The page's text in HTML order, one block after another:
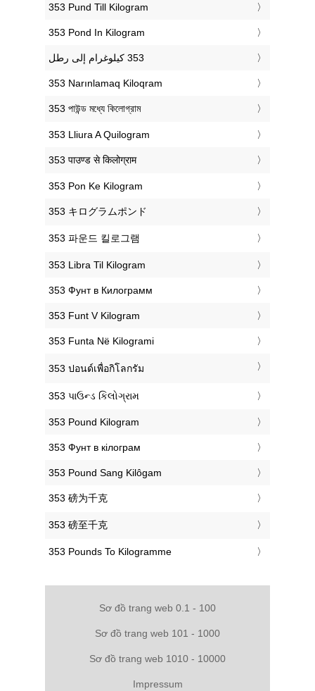
‎353 Pund Till Kilogram
‎353 Pond In Kilogram
‎353 Narınlamaq Kiloqram
‎353 পাউন্ড মধ্যে কিলোগ্রাম
‎353 Lliura A Quilogram
‎353 पाउण्ड से किलोग्राम
‎353 Pon Ke Kilogram
‎353 キログラムポンド
‎353 파운드 킬로그램
‎353 Libra Til Kilogram
‎353 Фунт в Килограмм
‎353 Funt V Kilogram
‎353 Funta Në Kilogrami
‎353 ปอนด์เพื่อกิโลกรัม
‎353 પાઉન્ડ કિલોગ્રામ
‎353 Pound Kilogram
‎353 Фунт в кілограм
‎353 Pound Sang Kilôgam
‎353 磅为千克
‎353 磅至千克
‎353 Pounds To Kilogramme
Sơ đồ trang web 0.1 - 100
Sơ đồ trang web 101 - 1000
Sơ đồ trang web 1010 - 10000
Impressum